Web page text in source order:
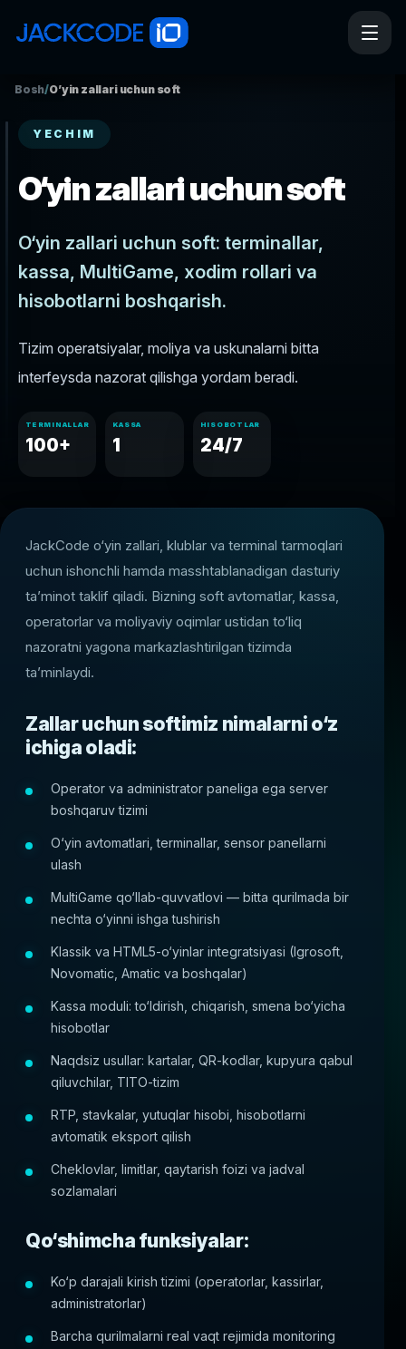
Bosh/O’yin zallari uchun soft
YECHIM
O‘yin zallari uchun soft
O‘yin zallari uchun soft: terminallar,
kassa, MultiGame, xodim rollari va
hisobotlarni boshqarish.
Tizim operatsiyalar, moliya va uskunalarni bitta
interfeysda nazorat qilishga yordam beradi.
TERMINALLAR
100+
KASSA
1
HISOBOTLAR
24/7
JackCode o‘yin zallari, klublar va terminal tarmoqlari
uchun ishonchli hamda masshtablanadigan dasturiy
ta’minot taklif qiladi. Bizning soft avtomatlar, kassa,
operatorlar va moliyaviy oqimlar ustidan to‘liq
nazoratni yagona markazlashtirilgan tizimda
ta’minlaydi.
Zallar uchun softimiz nimalarni o‘z
ichiga oladi:
Operator va administrator paneliga ega server
boshqaruv tizimi
O‘yin avtomatlari, terminallar, sensor panellarni
ulash
MultiGame qo‘llab-quvvatlovi — bitta qurilmada bir
nechta o‘yinni ishga tushirish
Klassik va HTML5-o‘yinlar integratsiyasi (Igrosoft,
Novomatic, Amatic va boshqalar)
Kassa moduli: to‘ldirish, chiqarish, smena bo‘yicha
hisobotlar
Naqdsiz usullar: kartalar, QR-kodlar, kupyura qabul
qiluvchilar, TITO-tizim
RTP, stavkalar, yutuqlar hisobi, hisobotlarni
avtomatik eksport qilish
Cheklovlar, limitlar, qaytarish foizi va jadval
sozlamalari
Qo‘shimcha funksiyalar:
Ko‘p darajali kirish tizimi (operatorlar, kassirlar,
administratorlar)
Barcha qurilmalarni real vaqt rejimida monitoring